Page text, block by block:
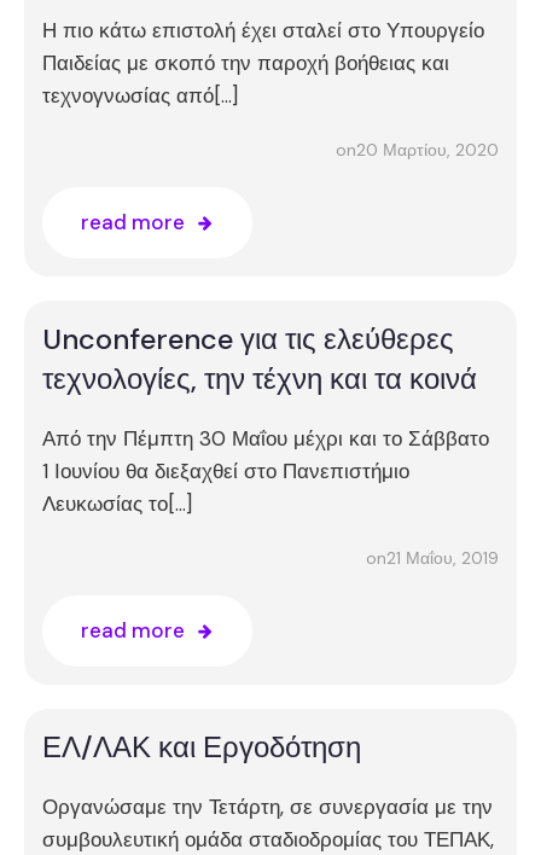
Η πιο κάτω επιστολή έχει σταλεί στο Υπουργείο
Παιδείας με σκοπό την παροχή βοήθειας και
τεχνογνωσίας από[…]
on20 Μαρτίου, 2020
read more
Unconference για τις ελεύθερες
τεχνολογίες, την τέχνη και τα κοινά
Από την Πέμπτη 30 Μαΐου μέχρι και το Σάββατο
1 Ιουνίου θα διεξαχθεί στο Πανεπιστήμιο
Λευκωσίας το[…]
on21 Μαΐου, 2019
read more
ΕΛ/ΛΑΚ και Εργοδότηση
Οργανώσαμε την Τετάρτη, σε συνεργασία με την
συμβουλευτική ομάδα σταδιοδρομίας του ΤΕΠΑΚ,